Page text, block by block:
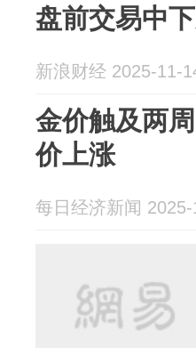
盘前交易中
新浪财经 2025-11-
金价触及两
价上涨
每日经济新闻 2025-